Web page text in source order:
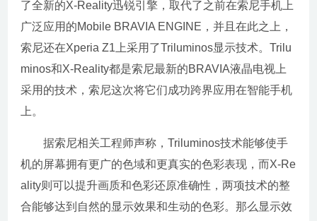
了全新的X-Reality迅锐引擎，取代了之前在索尼手机上
广泛应用的Mobile BRAVIA ENGINE，并且在此之上，
索尼还在Xperia Z1上采用了Triluminos显示技术。Trilu
minos和X-Reality都是索尼最新的BRAVIA液晶电视上
采用的技术，索尼这次将它们成功跨界应用在智能手机
上。
据索尼相关工程师声称，Triluminos技术能够使手
机的屏幕拥有更广的色域和更真实的色彩表现，而X-Re
ality则可以提升画质和色彩还原准确性，两项技术的整
合能够达到自然的显示效果和生动的色彩。那么显示效